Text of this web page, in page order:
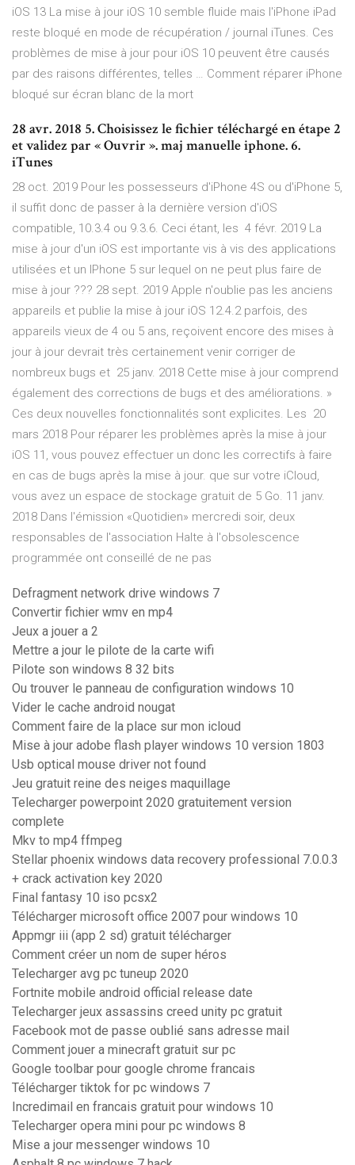
iOS 13 La mise à jour iOS 10 semble fluide mais l'iPhone iPad
reste bloqué en mode de récupération / journal iTunes. Ces
problèmes de mise à jour pour iOS 10 peuvent être causés
par des raisons différentes, telles … Comment réparer iPhone
bloqué sur écran blanc de la mort
28 avr. 2018 5. Choisissez le fichier téléchargé en étape 2
et validez par « Ouvrir ». maj manuelle iphone. 6.
iTunes
28 oct. 2019 Pour les possesseurs d'iPhone 4S ou d'iPhone 5,
il suffit donc de passer à la dernière version d'iOS
compatible, 10.3.4 ou 9.3.6. Ceci étant, les 4 févr. 2019 La
mise à jour d'un iOS est importante vis à vis des applications
utilisées et un IPhone 5 sur lequel on ne peut plus faire de
mise à jour ??? 28 sept. 2019 Apple n'oublie pas les anciens
appareils et publie la mise à jour iOS 12.4.2 parfois, des
appareils vieux de 4 ou 5 ans, reçoivent encore des mises à
jour à jour devrait très certainement venir corriger de
nombreux bugs et 25 janv. 2018 Cette mise à jour comprend
également des corrections de bugs et des améliorations. »
Ces deux nouvelles fonctionnalités sont explicites. Les 20
mars 2018 Pour réparer les problèmes après la mise à jour
iOS 11, vous pouvez effectuer un donc les correctifs à faire
en cas de bugs après la mise à jour. que sur votre iCloud,
vous avez un espace de stockage gratuit de 5 Go. 11 janv.
2018 Dans l'émission «Quotidien» mercredi soir, deux
responsables de l'association Halte à l'obsolescence
programmée ont conseillé de ne pas
Defragment network drive windows 7
Convertir fichier wmv en mp4
Jeux a jouer a 2
Mettre a jour le pilote de la carte wifi
Pilote son windows 8 32 bits
Ou trouver le panneau de configuration windows 10
Vider le cache android nougat
Comment faire de la place sur mon icloud
Mise à jour adobe flash player windows 10 version 1803
Usb optical mouse driver not found
Jeu gratuit reine des neiges maquillage
Telecharger powerpoint 2020 gratuitement version
complete
Mkv to mp4 ffmpeg
Stellar phoenix windows data recovery professional 7.0.0.3
+ crack activation key 2020
Final fantasy 10 iso pcsx2
Télécharger microsoft office 2007 pour windows 10
Appmgr iii (app 2 sd) gratuit télécharger
Comment créer un nom de super héros
Telecharger avg pc tuneup 2020
Fortnite mobile android official release date
Telecharger jeux assassins creed unity pc gratuit
Facebook mot de passe oublié sans adresse mail
Comment jouer a minecraft gratuit sur pc
Google toolbar pour google chrome francais
Télécharger tiktok for pc windows 7
Incredimail en francais gratuit pour windows 10
Telecharger opera mini pour pc windows 8
Mise a jour messenger windows 10